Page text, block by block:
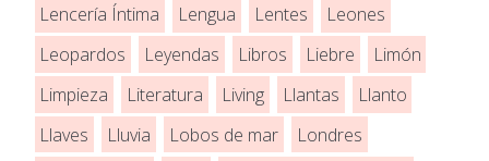
Lencería Íntima
Lengua Lentes
Leones
Leopardos
Leyendas Libros Liebre
Limón
Limpieza
Literatura Living Llantas
Llanto
Llaves
Lluvia Lobos de mar
Londres